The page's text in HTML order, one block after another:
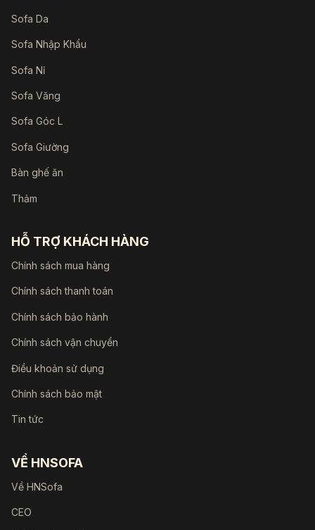
Sofa Da
Sofa Nhập Khẩu
Sofa Nỉ
Sofa Văng
Sofa Góc L
Sofa Giường
Bàn ghế ăn
Thảm
HỖ TRỢ KHÁCH HÀNG
Chính sách mua hàng
Chính sách thanh toán
Chính sách bảo hành
Chính sách vận chuyển
Điều khoản sử dụng
Chính sách bảo mật
Tin tức
VỀ HNSOFA
Về HNSofa
CEO